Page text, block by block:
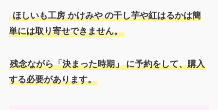
ほしいも工房 かけみや の干し芋や紅はるかは簡
単には取り寄せできません。
残念ながら「決まった時期」 に予約をして、購入
する必要があります。